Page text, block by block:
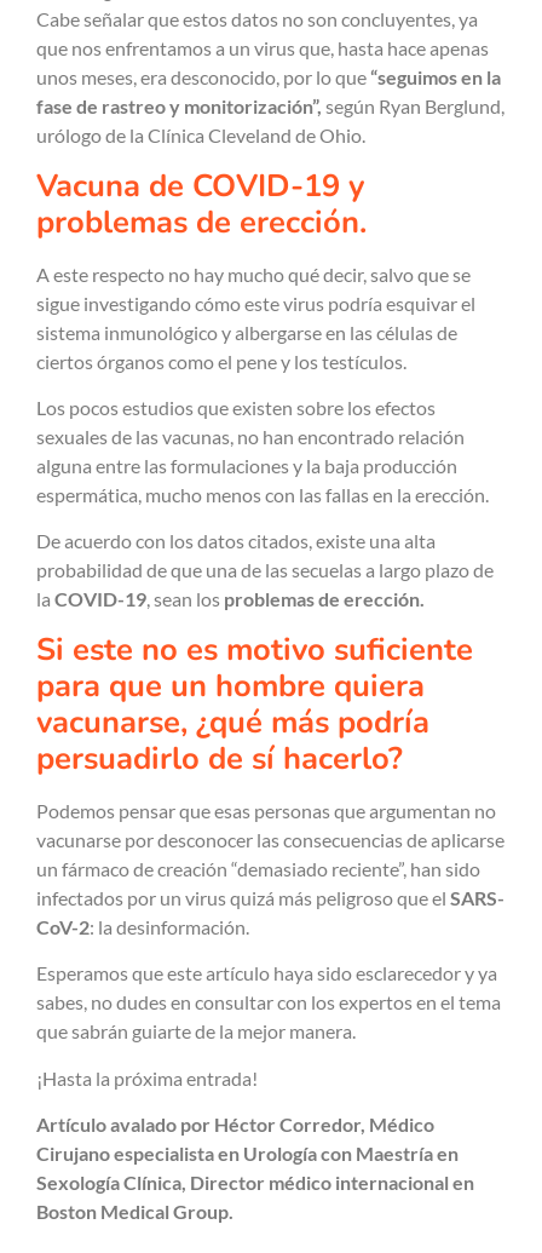
Cabe señalar que estos datos no son concluyentes, ya
que nos enfrentamos a un virus que, hasta hace apenas
unos meses, era desconocido, por lo que“seguimos en la
fase de rastreo y monitorización”, según Ryan Berglund,
urólogo de la Clínica Cleveland de Ohio.
Vacuna de COVID-19 y
problemas de erección.
A este respecto no hay mucho qué decir, salvo que se
sigue investigando cómo este virus podría esquivar el
sistema inmunológico y albergarse en las células de
ciertos órganos como el pene y los testículos.
Los pocos estudios que existen sobre los efectos
sexuales de las vacunas, no han encontrado relación
alguna entre las formulaciones y la baja producción
espermática, mucho menos con las fallas en la erección.
De acuerdo con los datos citados, existe una alta
probabilidad de que una de las secuelas a largo plazo de
la COVID-19, sean los problemas de erección.
Si este no es motivo suficiente
para que un hombre quiera
vacunarse, ¿qué más podría
persuadirlo de sí hacerlo?
Podemos pensar que esas personas que argumentan no
vacunarse por desconocer las consecuencias de aplicarse
un fármaco de creación “demasiado reciente”, han sido
infectados por un virus quizá más peligroso que el SARS-
CoV-2: la desinformación.
Esperamos que este artículo haya sido esclarecedor y ya
sabes, no dudes en consultar con los expertos en el tema
que sabrán guiarte de la mejor manera.
¡Hasta la próxima entrada!
Artículo avalado por Héctor Corredor, Médico
Cirujano especialista en Urología con Maestría en
Sexología Clínica, Director médico internacional en
Boston Medical Group.